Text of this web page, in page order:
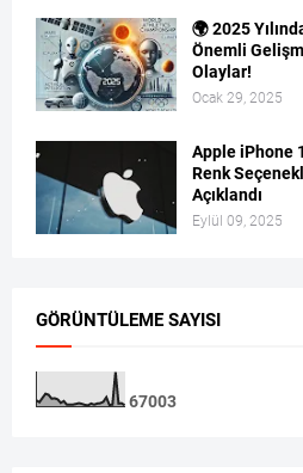
🌍 2025
Önemli
Olaylar!
Ocak 29, 2025
Apple iPhone
Renk
Açıklandı
Eylül 09, 2025
GÖRÜNTÜLEME SAYISI
67003